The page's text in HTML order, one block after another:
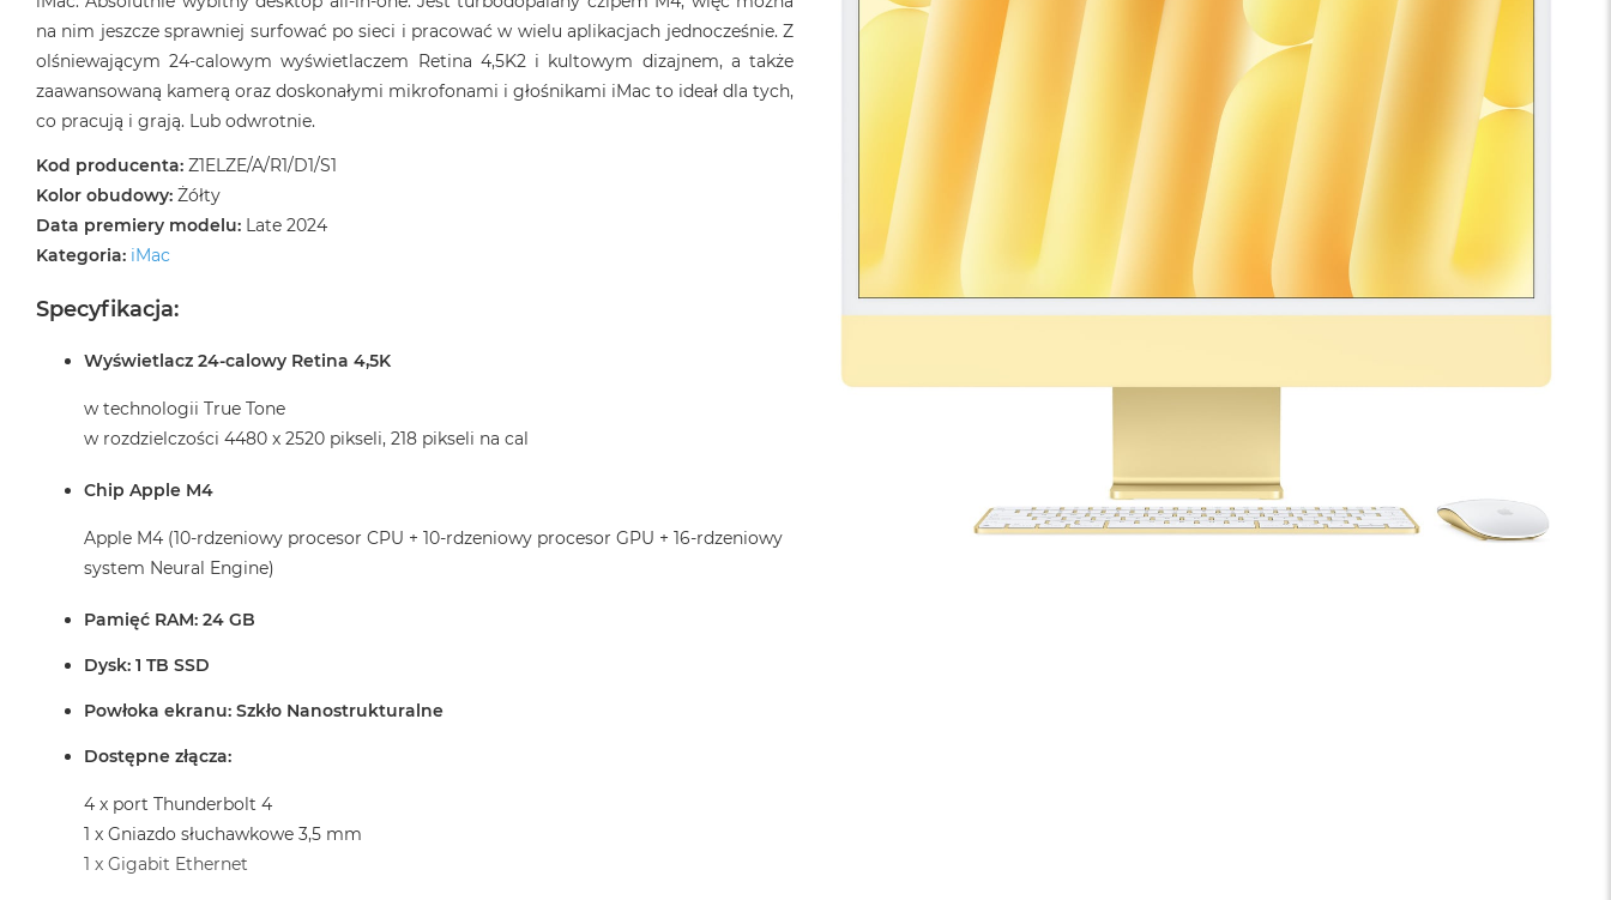
na nim jeszcze sprawniej surfować po sieci i pracować w wielu aplikacjach jednocześnie. Z
olśniewającym 24‑calowym wyświetlaczem Retina 4,5K2 i kultowym dizajnem, a także
zaawansowaną kamerą oraz doskonałymi mikrofonami i głośnikami iMac to ideał dla tych,
co pracują i grają. Lub odwrotnie.
Kod producenta: Z1ELZE/A/R1/D1/S1
Kolor obudowy: Żółty
Data premiery modelu: Late 2024
Kategoria: iMac
Specyfikacja:
Wyświetlacz 24-calowy Retina 4,5K
w technologii True Tone
w rozdzielczości 4480 x 2520 pikseli, 218 pikseli na cal
Chip Apple M4
Apple M4 (10-rdzeniowy procesor CPU + 10-rdzeniowy procesor GPU + 16-rdzeniowy
system Neural Engine)
Pamięć RAM: 24 GB
Dysk: 1 TB SSD
Powłoka ekranu: Szkło Nanostrukturalne
Dostępne złącza:
4 x port Thunderbolt 4
1 x Gniazdo słuchawkowe 3,5 mm
1 x Gigabit Ethernet